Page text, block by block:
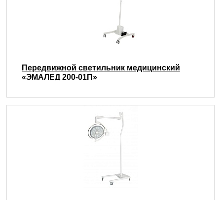
Передвижной светильник медицинский
«ЭМАЛЕД 200-01П»